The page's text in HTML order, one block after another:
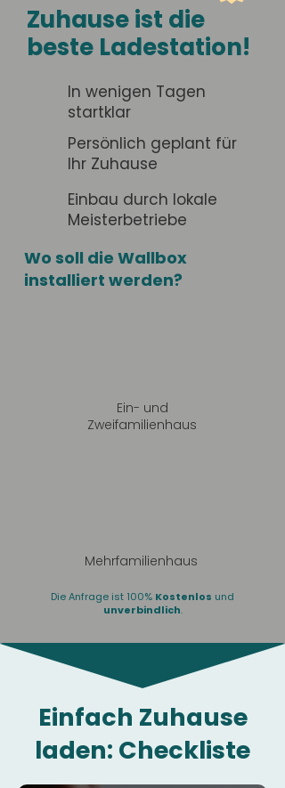
Zuhause ist die
beste Ladestation!
In wenigen Tagen
startklar
Persönlich geplant für
Ihr Zuhause
Einbau durch lokale
Meisterbetriebe
Wo soll die Wallbox
installiert werden?
Ein- und
Zweifamilienhaus
Mehrfamilienhaus
Die Anfrage ist 100% Kostenlos und
unverbindlich.
Einfach Zuhause
laden: Checkliste